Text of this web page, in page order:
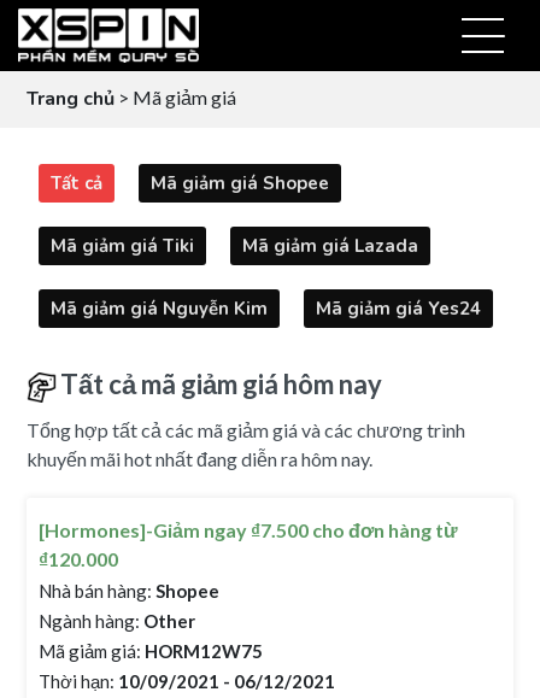
Trang chủ > Mã giảm giá
Tất cả Mã giảm giá Shopee
Mã giảm giá Tiki Mã giảm giá Lazada
Mã giảm giá Nguyễn Kim Mã giảm giá Yes24
Tất cả mã giảm giá hôm nay
Tổng hợp tất cả các mã giảm giá và các chương trình
khuyến mãi hot nhất đang diễn ra hôm nay.
[Hormones]-Giảm ngay ₫7.500 cho đơn hàng từ
₫120.000
Nhà bán hàng: Shopee
Ngành hàng: Other
Mã giảm giá: HORM12W75
Thời hạn: 10/09/2021 - 06/12/2021